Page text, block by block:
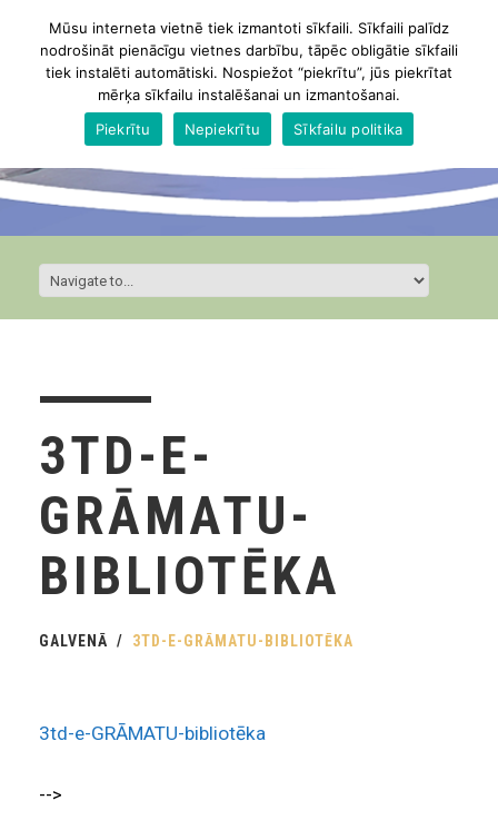
3TD-E-
GRĀMATU-
BIBLIOTĒKA
GALVENĀ 3TD-E-GRĀMATU-BIBLIOTĒKA
3td-e-GRĀMATU-bibliotēka
-->
Mūsu interneta vietnē tiek izmantoti sīkfaili. Sīkfaili palīdz
nodrošināt pienācīgu vietnes darbību, tāpēc obligātie sīkfaili
tiek instalēti automātiski. Nospiežot “piekrītu”, jūs piekrītat
mērķa sīkfailu instalēšanai un izmantošanai.
Piekrītu
Nepiekrītu Sīkfailu politika